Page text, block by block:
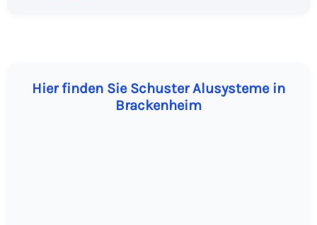
Hier finden Sie Schuster Alusysteme in
Brackenheim